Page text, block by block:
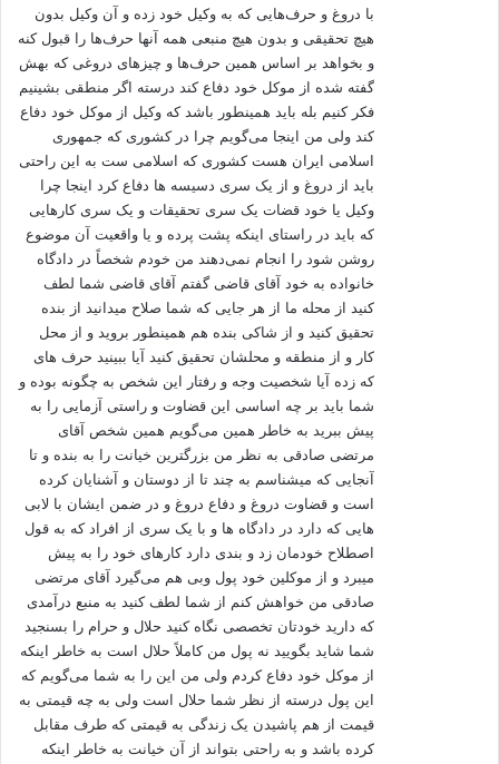
با دروغ و حرف‌هایی که به وکیل خود زده و آن وکیل بدون
هیچ تحقیقی و بدون هیچ منبعی همه آنها حرف‌ها را قبول کنه
و بخواهد بر اساس همین حرف‌ها و چیزهای دروغی که بهش
گفته شده از موکل خود دفاع کند درسته اگر منطقی بشینیم
فکر کنیم بله باید همینطور باشد که وکیل از موکل خود دفاع
کند ولی من اینجا می‌گویم چرا در کشوری که جمهوری
اسلامی ایران هست کشوری که اسلامی ست به این راحتی
باید از دروغ و از یک سری دسیسه ها دفاع کرد اینجا چرا
وکیل یا خود قضات یک سری تحقیقات و یک سری کارهایی
که باید در راستای اینکه پشت پرده و یا واقعیت آن موضوع
روشن شود را انجام نمی‌دهند من خودم شخصاً در دادگاه
خانواده به خود آقای قاضی گفتم آقای قاضی شما لطف
کنید از محله ما از هر جایی که شما صلاح میدانید از بنده
تحقیق کنید و از شاکی بنده هم همینطور بروید و از محل
کار و از منطقه و محلشان تحقیق کنید آیا ببینید حرف های
که زده آیا شخصیت وجه و رفتار این شخص به چگونه بوده و
شما باید بر چه اساسی این قضاوت و راستی آزمایی را به
پیش ببرید به خاطر همین می‌گویم همین شخص آقای
مرتضی صادقی به نظر من بزرگترین خیانت را به بنده و تا
آنجایی که میشناسم به چند تا از دوستان و آشنایان کرده
است و قضاوت دروغ و دفاع دروغ و در ضمن ایشان با لابی
هایی که دارد در دادگاه ها و با یک سری از افراد که به قول
اصطلاح خودمان زد و بندی دارد کارهای خود را به پیش
میبرد و از موکلین خود پول وبی هم می‌گیرد آقای مرتضی
صادقی من خواهش کنم از شما لطف کنید به منبع درآمدی
که دارید خودتان تخصصی نگاه کنید حلال و حرام را بسنجید
شما شاید بگویید نه پول من کاملاً حلال است به خاطر اینکه
از موکل خود دفاع کردم ولی من این را به شما می‌گویم که
این پول درسته از نظر شما حلال است ولی به چه قیمتی به
قیمت از هم پاشیدن یک زندگی به قیمتی که طرف مقابل
کرده باشد و به راحتی بتواند از آن خیانت به خاطر اینکه